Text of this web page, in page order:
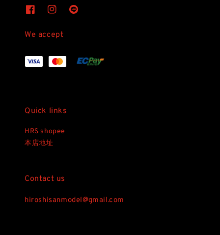
We accept
Quick links
HRS shopee
本店地址
Contact us
hiroshisanmodel@gmail.com